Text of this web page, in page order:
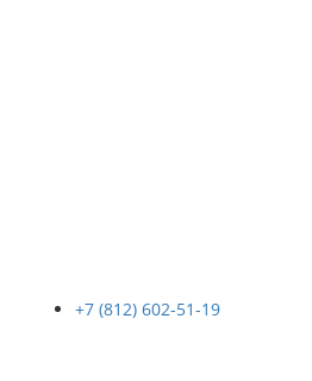
+7 (812) 602-51-19